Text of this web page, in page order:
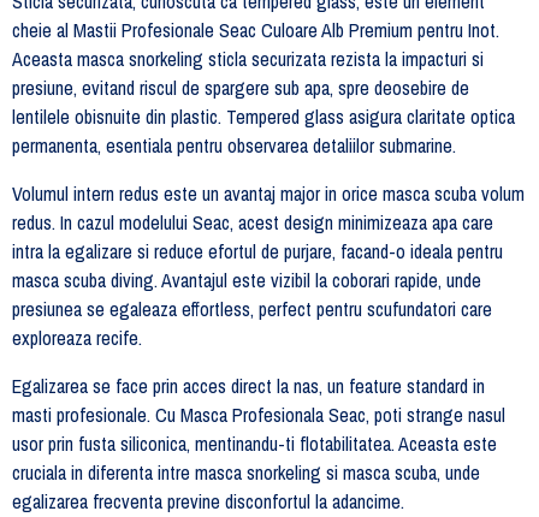
cheie al Mastii Profesionale Seac Culoare Alb Premium pentru Inot.
Aceasta masca snorkeling sticla securizata rezista la impacturi si
presiune, evitand riscul de spargere sub apa, spre deosebire de
lentilele obisnuite din plastic. Tempered glass asigura claritate optica
permanenta, esentiala pentru observarea detaliilor submarine.
Volumul intern redus este un avantaj major in orice masca scuba volum
redus. In cazul modelului Seac, acest design minimizeaza apa care
intra la egalizare si reduce efortul de purjare, facand-o ideala pentru
masca scuba diving. Avantajul este vizibil la coborari rapide, unde
presiunea se egaleaza effortless, perfect pentru scufundatori care
exploreaza recife.
Egalizarea se face prin acces direct la nas, un feature standard in
masti profesionale. Cu Masca Profesionala Seac, poti strange nasul
usor prin fusta siliconica, mentinandu-ti flotabilitatea. Aceasta este
cruciala in diferenta intre masca snorkeling si masca scuba, unde
egalizarea frecventa previne disconfortul la adancime.